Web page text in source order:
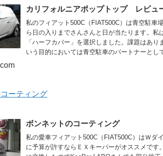
カリフォルニアポップトップ レビュ
私のフィアット500C（FIAT500C）は青空駐車
ら日の入りまでさんさんと日が当たります。
「ハーフカバー」を選択しました。課題はあ
いう目的においては青空駐車のパートナーとし
ーティング
ボンネットのコーティング
私の愛車フィアット500C（FIAT500C）はＷダ
に予算が許すならＥＸキーパーがオススメです